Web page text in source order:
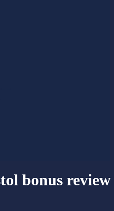
bonus review